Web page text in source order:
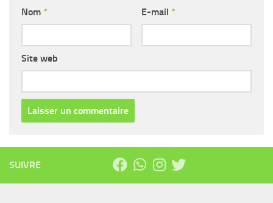
Nom * E-mail *
Site web
SUIVRE